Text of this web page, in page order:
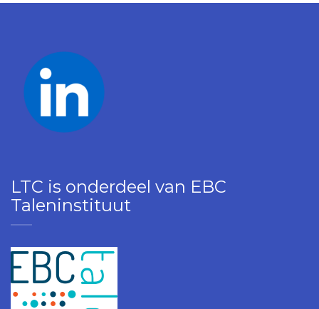
LTC is onderdeel van EBC
Taleninstituut